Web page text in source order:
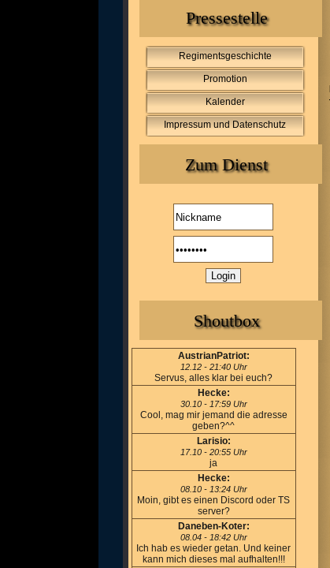
Pressestelle
Regimentsgeschichte
Promotion
Kalender
Impressum und Datenschutz
Zum Dienst
Shoutbox
AustrianPatriot:
12.12 - 21:40 Uhr
Servus, alles klar bei euch?
Hecke:
30.10 - 17:59 Uhr
Cool, mag mir jemand die adresse
geben?^^
Larisio:
17.10 - 20:55 Uhr
ja
Hecke:
08.10 - 13:24 Uhr
Moin, gibt es einen Discord oder TS
server?
Daneben-Koter:
08.04 - 18:42 Uhr
Ich hab es wieder getan. Und keiner
kann mich dieses mal aufhalten!!!